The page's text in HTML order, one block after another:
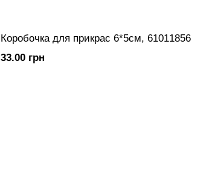
Коробочка для прикрас 6*5см, 61011856
33.00 грн